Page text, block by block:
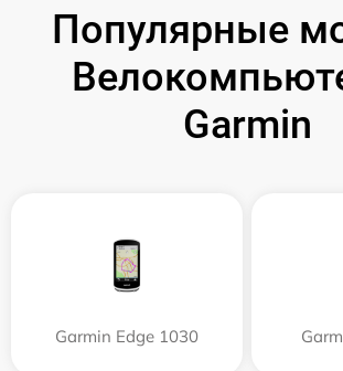
Популярные
Garmin
Garmin Edge 1030